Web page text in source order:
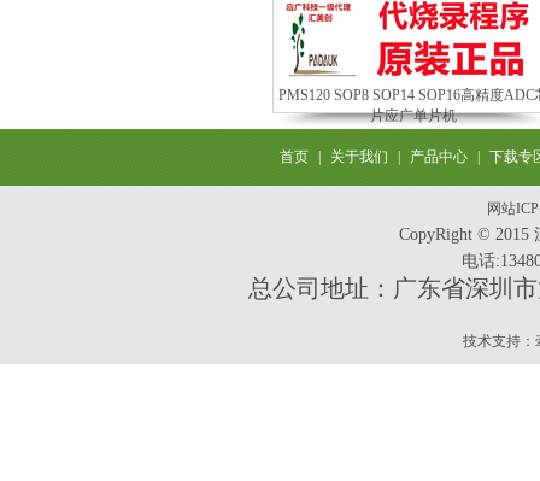
PMS120 SOP8 SOP14 SOP16高精度ADC
片应广单片机
首页 关于我们 产品中心 下载专
网站
CopyRight © 2015
电话
总公司地址：广东省深圳
技术支持：